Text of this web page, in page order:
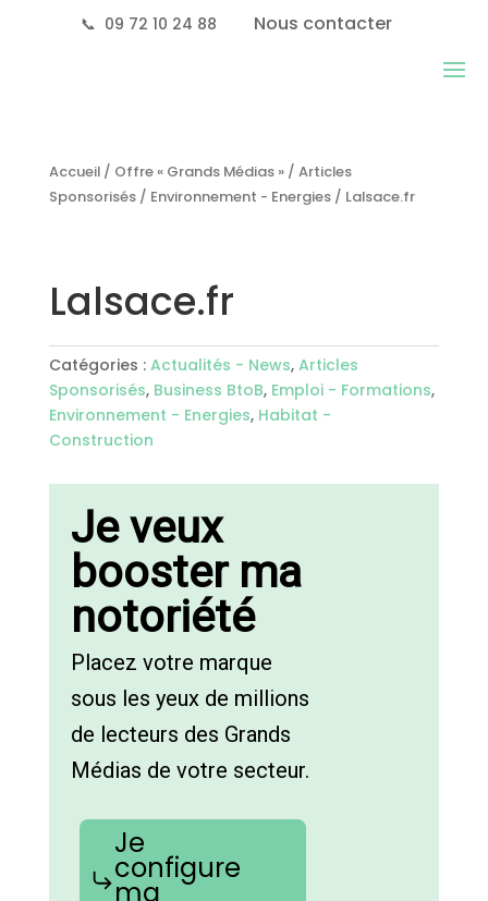
📞 09 72 10 24 88 Nous contacter
Accueil/ Offre « Grands Médias »/ Articles
Sponsorisés/ Environnement - Energies/ Lalsace.fr
Lalsace.fr
Catégories : Actualités - News, Articles
Sponsorisés, Business BtoB, Emploi - Formations,
Environnement - Energies, Habitat -
Construction
Je veux
booster ma
notoriété
Placez votre marque
sous les yeux de millions
de lecteurs des Grands
Médias de votre secteur.
Je
configure
ma